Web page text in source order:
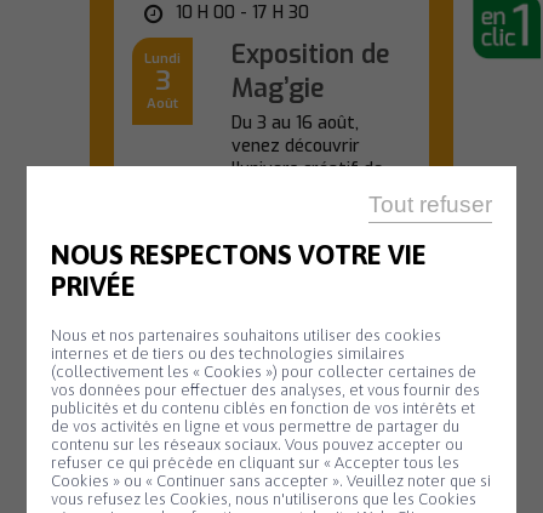
Panneau de gestion des cookies
NOUS RESPECTONS VOTRE VIE
PRIVÉE
Nous et nos partenaires souhaitons utiliser des cookies
internes et de tiers ou des technologies similaires
(collectivement les « Cookies ») pour collecter certaines de
vos données pour effectuer des analyses, et vous fournir des
publicités et du contenu ciblés en fonction de vos intérêts et
de vos activités en ligne et vous permettre de partager du
contenu sur les réseaux sociaux. Vous pouvez accepter ou
refuser ce qui précède en cliquant sur « Accepter tous les
Cookies » ou « Continuer sans accepter ». Veuillez noter que si
vous refusez les Cookies, nous n'utiliserons que les Cookies
Tout refuser
10 H 00 - 17 H 30
Lundi
3
Août
Exposition de
Mag’gie
Du 3 au 16 août,
venez découvrir
l'univers créatif de...
En savoir plus
OFFICE DE TOURISME
20 H 45
Mardi
11
Août
Animation
biodiversité –
Nuit de la
chauve-souris